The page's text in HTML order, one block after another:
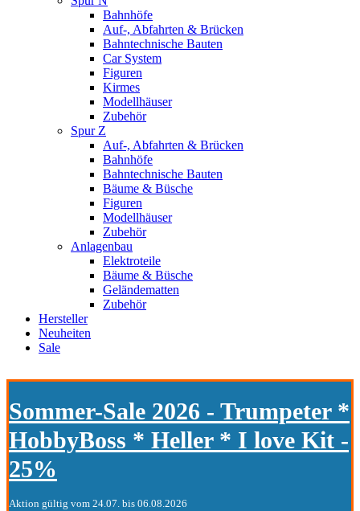
Bahnhöfe
Auf-, Abfahrten & Brücken
Bahntechnische Bauten
Car System
Figuren
Kirmes
Modellhäuser
Zubehör
Spur Z
Auf-, Abfahrten & Brücken
Bahnhöfe
Bahntechnische Bauten
Bäume & Büsche
Figuren
Modellhäuser
Zubehör
Anlagenbau
Elektroteile
Bäume & Büsche
Geländematten
Zubehör
Hersteller
Neuheiten
Sale
Sommer-Sale 2026 - Trumpeter *
HobbyBoss * Heller * I love Kit -
25%
Aktion gültig vom 24.07. bis 06.08.2026